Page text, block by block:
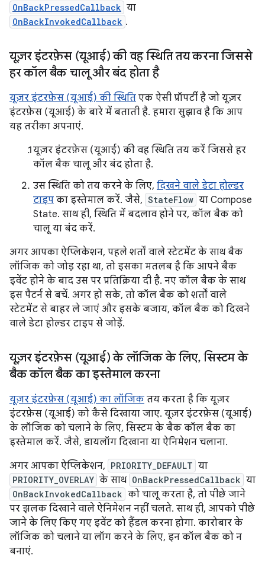
OnBackPressedCallback या
OnBackInvokedCallback .
यूज़र इंटरफ़ेस (यूआई) की वह स्थिति तय करना जिससे
हर कॉल बैक चालू और बंद होता है
यूज़र इंटरफ़ेस (यूआई) की स्थिति एक ऐसी प्रॉपर्टी है जो यूज़र
इंटरफ़ेस (यूआई) के बारे में बताती है. हमारा सुझाव है कि आप
यह तरीका अपनाएं.
यूज़र इंटरफ़ेस (यूआई) की वह स्थिति तय करें जिससे हर
कॉल बैक चालू और बंद होता है.
उस स्थिति को तय करने के लिए, दिखने वाले डेटा होल्डर
टाइप का इस्तेमाल करें. जैसे, StateFlow या Compose
State. साथ ही, स्थिति में बदलाव होने पर, कॉल बैक को
चालू या बंद करें.
अगर आपका ऐप्लिकेशन, पहले शर्तों वाले स्टेटमेंट के साथ बैक
लॉजिक को जोड़ रहा था, तो इसका मतलब है कि आपने बैक
इवेंट होने के बाद उस पर प्रतिक्रिया दी है. नए कॉल बैक के साथ
इस पैटर्न से बचें. अगर हो सके, तो कॉल बैक को शर्तों वाले
स्टेटमेंट से बाहर ले जाएं और इसके बजाय, कॉल बैक को दिखने
वाले डेटा होल्डर टाइप से जोड़ें.
यूज़र इंटरफ़ेस (यूआई) के लॉजिक के लिए, सिस्टम के
बैक कॉल बैक का इस्तेमाल करना
यूज़र इंटरफ़ेस (यूआई) का लॉजिक तय करता है कि यूज़र
इंटरफ़ेस (यूआई) को कैसे दिखाया जाए. यूज़र इंटरफ़ेस (यूआई)
के लॉजिक को चलाने के लिए, सिस्टम के बैक कॉल बैक का
इस्तेमाल करें. जैसे, डायलॉग दिखाना या ऐनिमेशन चलाना.
अगर आपका ऐप्लिकेशन, PRIORITY_DEFAULT या
PRIORITY_OVERLAY के साथ OnBackPressedCallback या
OnBackInvokedCallback को चालू करता है, तो पीछे जाने
पर झलक दिखाने वाले ऐनिमेशन नहीं चलते. साथ ही, आपको पीछे
जाने के लिए किए गए इवेंट को हैंडल करना होगा. कारोबार के
लॉजिक को चलाने या लॉग करने के लिए, इन कॉल बैक को न
बनाएं.